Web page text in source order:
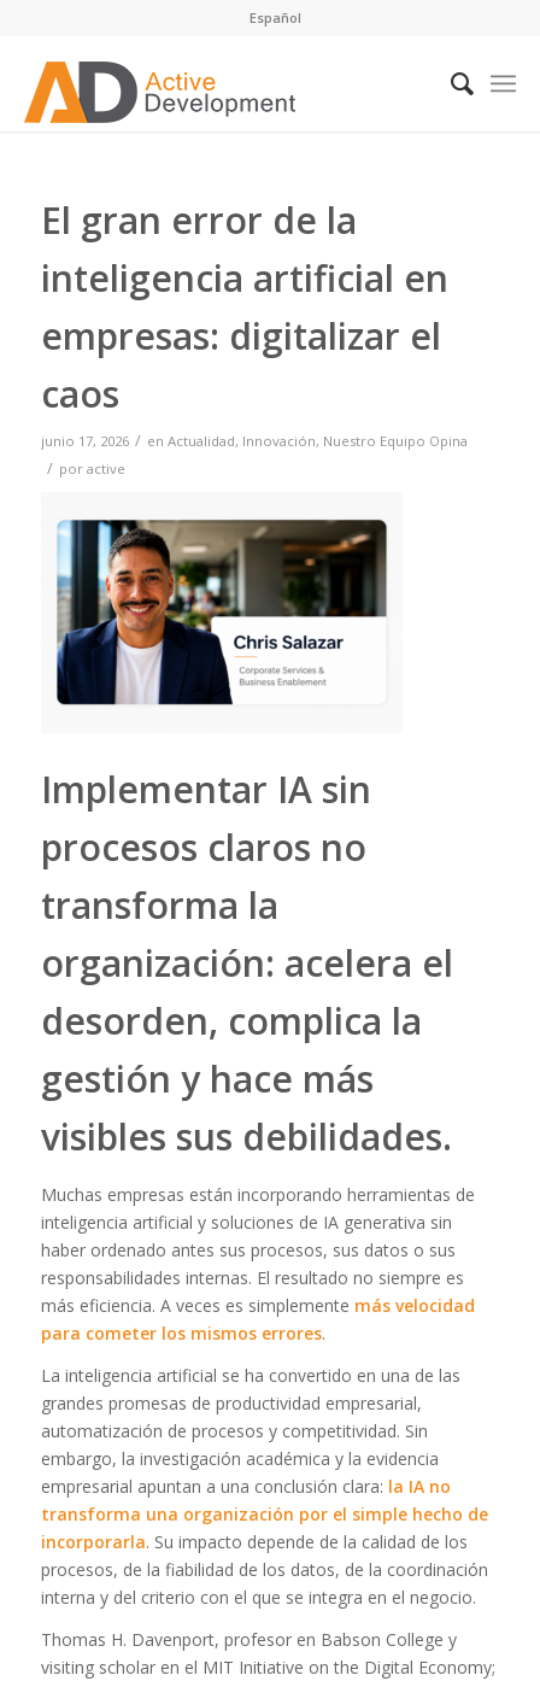
Español
El gran error de la
inteligencia artificial en
empresas: digitalizar el
caos
junio 17, 2026 / en Actualidad, Innovación, Nuestro Equipo Opina
/ por active
Implementar IA sin
procesos claros no
transforma la
organización: acelera el
desorden, complica la
gestión y hace más
visibles sus debilidades.
Muchas empresas están incorporando herramientas de
inteligencia artificial y soluciones de IA generativa sin
haber ordenado antes sus procesos, sus datos o sus
responsabilidades internas. El resultado no siempre es
más eficiencia. A veces es simplemente más velocidad
para cometer los mismos errores.
La inteligencia artificial se ha convertido en una de las
grandes promesas de productividad empresarial,
automatización de procesos y competitividad. Sin
embargo, la investigación académica y la evidencia
empresarial apuntan a una conclusión clara: la IA no
transforma una organización por el simple hecho de
incorporarla. Su impacto depende de la calidad de los
procesos, de la fiabilidad de los datos, de la coordinación
interna y del criterio con el que se integra en el negocio.
Thomas H. Davenport, profesor en Babson College y
visiting scholar en el MIT Initiative on the Digital Economy;